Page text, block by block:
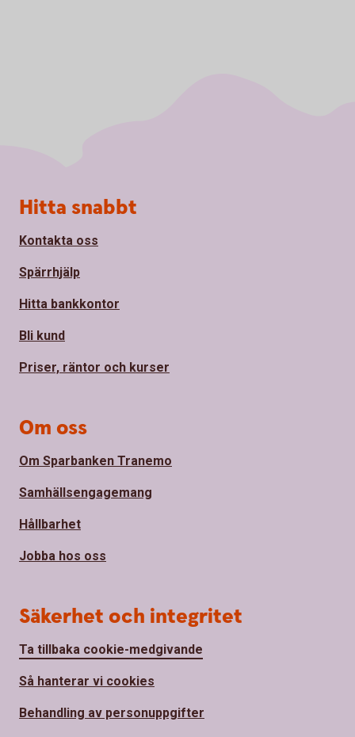
Sidfot
Hitta snabbt
Kontakta oss
Spärrhjälp
Hitta bankkontor
Bli kund
Priser, räntor och kurser
Om oss
Om Sparbanken Tranemo
Samhällsengagemang
Hållbarhet
Jobba hos oss
Säkerhet och integritet
Ta tillbaka cookie-medgivande
Så hanterar vi cookies
Behandling av personuppgifter